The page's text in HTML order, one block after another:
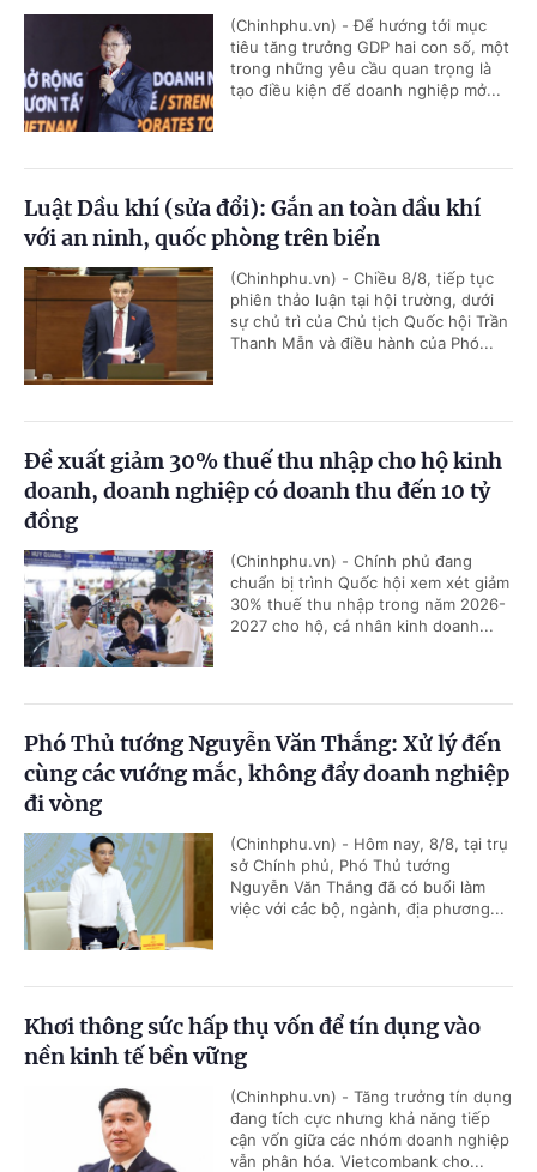
(Chinhphu.vn) - Để hướng tới mục
tiêu tăng trưởng GDP hai con số, một
trong những yêu cầu quan trọng là
tạo điều kiện để doanh nghiệp mở...
Luật Dầu khí (sửa đổi): Gắn an toàn dầu khí
với an ninh, quốc phòng trên biển
(Chinhphu.vn) - Chiều 8/8, tiếp tục
phiên thảo luận tại hội trường, dưới
sự chủ trì của Chủ tịch Quốc hội Trần
Thanh Mẫn và điều hành của Phó...
Đề xuất giảm 30% thuế thu nhập cho hộ kinh
doanh, doanh nghiệp có doanh thu đến 10 tỷ
đồng
(Chinhphu.vn) - Chính phủ đang
chuẩn bị trình Quốc hội xem xét giảm
30% thuế thu nhập trong năm 2026-
2027 cho hộ, cá nhân kinh doanh...
Phó Thủ tướng Nguyễn Văn Thắng: Xử lý đến
cùng các vướng mắc, không đẩy doanh nghiệp
đi vòng
(Chinhphu.vn) - Hôm nay, 8/8, tại trụ
sở Chính phủ, Phó Thủ tướng
Nguyễn Văn Thắng đã có buổi làm
việc với các bộ, ngành, địa phương...
Khơi thông sức hấp thụ vốn để tín dụng vào
nền kinh tế bền vững
(Chinhphu.vn) - Tăng trưởng tín dụng
đang tích cực nhưng khả năng tiếp
cận vốn giữa các nhóm doanh nghiệp
vẫn phân hóa. Vietcombank cho...